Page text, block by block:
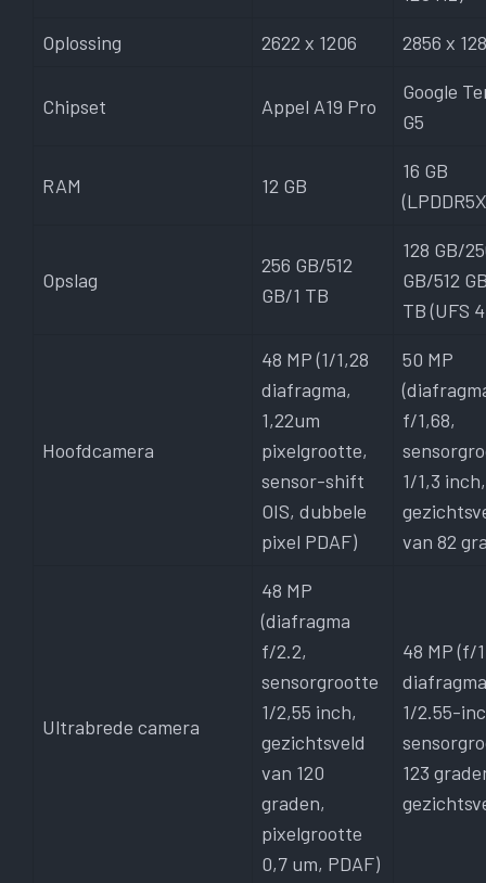
Oplossing 2622 x 1206 2856 x
Chipset Appel A19 Pro
Google
G5
RAM 12 GB
16 GB
Opslag
256 GB/512
GB/1 TB
128 GB/
GB/512
TB (UFS
Hoofdcamera
48 MP (1/1,28
diafragma,
1,22um
pixelgrootte,
sensor-shift
OIS, dubbele
pixel PDAF)
50 MP
f/1,68,
1/1,3 inch,
van 82
Ultrabrede camera
48 MP
(diafragma
f/2.2,
sensorgrootte
1/2,55 inch,
gezichtsveld
van 120
graden,
pixelgrootte
0,7 um, PDAF)
48 MP (f/
1/2.55-
123